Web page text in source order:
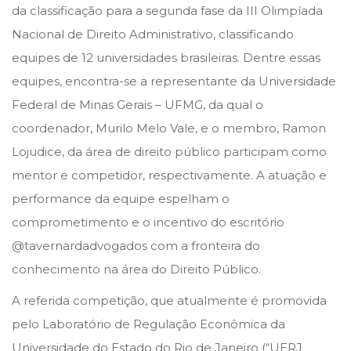
t
e
d
o
n
e
j
u
l
h
o
d
e
2
0
2
3
t
e
d
i
n
da classificação para a segunda fase da III Olimpíada
Nacional de Direito Administrativo, classificando
equipes de 12 universidades brasileiras. Dentre essas
equipes, encontra-se a representante da Universidade
Federal de Minas Gerais – UFMG, da qual o
coordenador, Murilo Melo Vale, e o membro, Ramon
Lojudice, da área de direito público participam como
mentor e competidor, respectivamente. A atuação e
performance da equipe espelham o
comprometimento e o incentivo do escritório
@tavernardadvogados com a fronteira do
conhecimento na área do Direito Público.
A referida competição, que atualmente é promovida
pelo Laboratório de Regulação Econômica da
Universidade do Estado do Rio de Janeiro (“UERJ